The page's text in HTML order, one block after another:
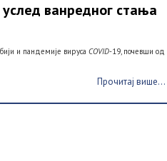
ванредног стања
и пандемије вирусаCOVID-19, почевши од
Прочитај више...